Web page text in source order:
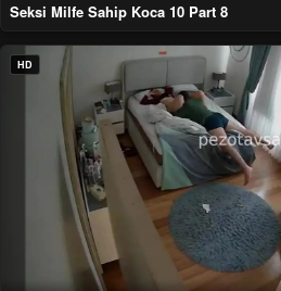
Seksi Milfe Sahip Koca 10 Part 8
HD